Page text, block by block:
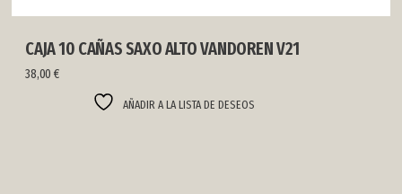
CAJA 10 CAÑAS SAXO ALTO VANDOREN V21
38,00 €
AÑADIR A LA LISTA DE DESEOS